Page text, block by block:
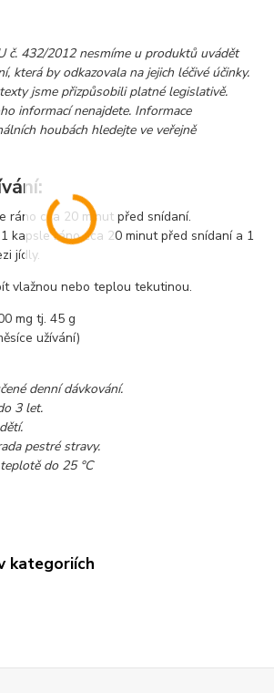
č. 432/2012 nesmíme u produktů uvádět
která by odkazovala na jejich léčivé účinky.
jsme přizpůsobili platné legislativě.
informací nenajdete. Informace
houbách hledejte ve veřejně
ráno cca 20 minut před snídaní.
1 kapsle ráno cca 20 minut před snídaní a 1
jídly.
vlažnou nebo teplou tekutinou.
mg tj. 45 g
užívání)
denní dávkování.
3 let.
pestré stravy.
do 25 °C
kategoriích